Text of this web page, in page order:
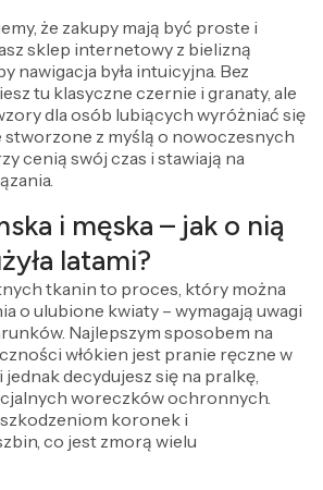
że zakupy mają być proste i
sklep internetowy z bielizną
nawigacja była intuicyjna. Bez
tu klasyczne czernie i granaty, ale
dla osób lubiących wyróżniać się
stworzone z myślą o nowoczesnych
cenią swój czas i stawiają na
i męska – jak o nią
latami?
tkanin to proces, który można
o ulubione kwiaty – wymagają uwagi
Najlepszym sposobem na
włókien jest pranie ręczne w
jednak decydujesz się na pralkę,
woreczków ochronnych.
koronek i
co jest zmorą wielu